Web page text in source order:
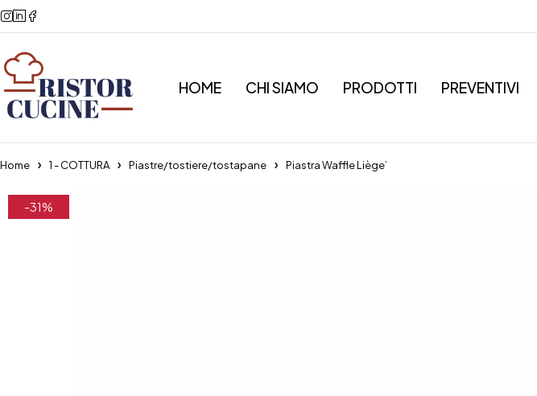
HOME CHI SIAMO PRODOTTI PREVENTIVI
Home 1 - COTTURA Piastre/tostiere/tostapane Piastra Waffle Liège’
-31%